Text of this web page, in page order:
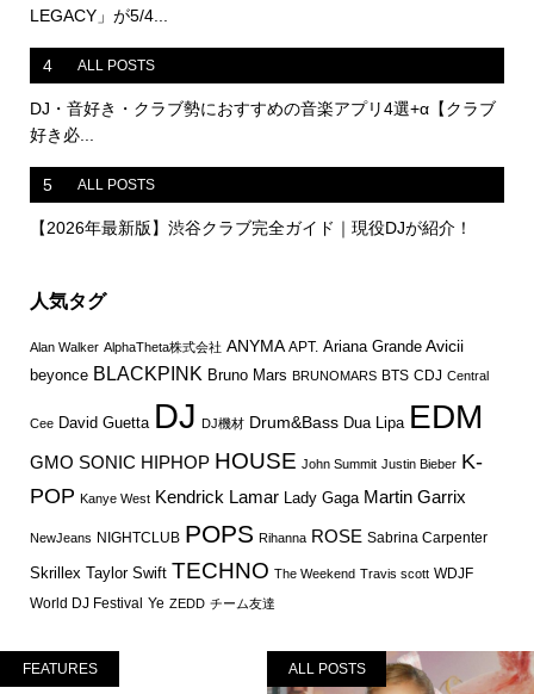
LEGACY」が5/4...
4 ALL POSTS
DJ・音好き・クラブ勢におすすめの音楽アプリ4選+α【クラブ
好き必...
5 ALL POSTS
【2026年最新版】渋谷クラブ完全ガイド｜現役DJが紹介！
人気タグ
Alan Walker AlphaTheta株式会社 ANYMA APT. Ariana Grande Avicii
beyonce BLACKPINK Bruno Mars BRUNOMARS BTS CDJ Central
Cee David Guetta DJ DJ機材 Drum&Bass Dua Lipa EDM
GMO SONIC HIPHOP HOUSE John Summit Justin Bieber K-
POP Kanye West Kendrick Lamar Lady Gaga Martin Garrix
NewJeans NIGHTCLUB POPS Rihanna ROSE Sabrina Carpenter
Skrillex Taylor Swift TECHNO The Weekend Travis scott WDJF
World DJ Festival Ye ZEDD チーム友達
FEATURES ALL POSTS